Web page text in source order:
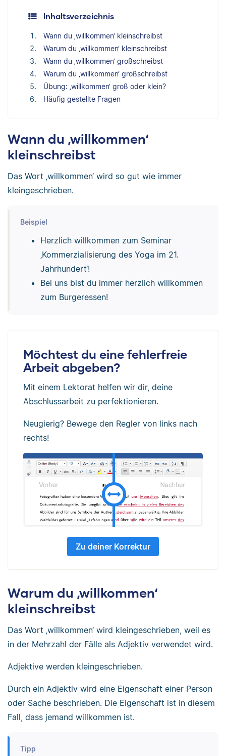
Inhaltsverzeichnis
Wann du ‚willkommen‘ kleinschreibst
Warum du ‚willkommen‘ kleinschreibst
Wann du ‚willkommen‘ großschreibst
Warum du ‚willkommen‘ großschreibst
Übung: ‚willkommen‘ groß oder klein?
Häufig gestellte Fragen
Wann du ‚willkommen‘
kleinschreibst
Das Wort ‚willkommen‘ wird so gut wie immer
kleingeschrieben.
Beispiel
Herzlich willkommen zum Seminar
‚Kommerzialisierung des Yoga im 21.
Jahrhundert‘!
Bei uns bist du immer herzlich willkommen
zum Burgeressen!
Möchtest du eine fehlerfreie
Arbeit abgeben?
Mit einem Lektorat helfen wir dir, deine
Abschlussarbeit zu perfektionieren.
Neugierig? Bewege den Regler von links nach
rechts!
Zu deiner Korrektur
Warum du ‚willkommen‘
kleinschreibst
Das Wort ‚willkommen‘ wird kleingeschrieben, weil es
in der Mehrzahl der Fälle als Adjektiv verwendet wird.
Adjektive werden kleingeschrieben.
Durch ein Adjektiv wird eine Eigenschaft einer Person
oder Sache beschrieben. Die Eigenschaft ist in diesem
Fall, dass jemand willkommen ist.
Tipp